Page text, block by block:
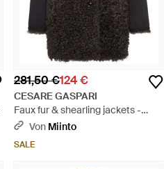
281,50 €124 €
CESARE GASPARI
Faux fur & shearling jackets -
Schwarz
Von Miinto
SALE